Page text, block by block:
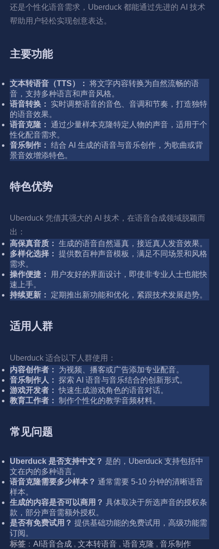
还是个性化语音需求，Uberduck 都能通过先进的 AI 技术
帮助用户轻松实现创意表达。
主要功能
文本转语音（TTS）： 将文字内容转换为自然流畅的语
音，支持多种语言和声音风格。
语音转换：
实时调整语音的音色、音调和节奏，打造独特
的语音效果。
语音克隆： 通过少量样本克隆特定人物的声音，适用于个
性化配音需求。
音乐制作： 结合 AI 生成的语音与音乐创作，为歌曲或背
景音效增添特色。
特色优势
Uberduck 凭借其强大的 AI 技术，在语音合成领域脱颖而
出：
高保真音质： 生成的语音自然逼真，接近真人发音效果。
多样化选择： 提供数百种声音模板，满足不同场景和风格
需求。
操作便捷：
用户友好的界面设计，即使非专业人士也能快
速上手。
持续更新：
定期推出新功能和优化，紧跟技术发展趋势。
适用人群
Uberduck 适合以下人群使用：
内容创作者：
为视频、播客或广告添加专业配音。
音乐制作人： 探索 AI 语音与音乐结合的创新形式。
游戏开发者： 快速生成游戏角色的语音对话。
教育工作者： 制作个性化的教学音频材料。
常见问题
Uberduck 是否支持中文？ 是的，Uberduck 支持包括中
文在内的多种语言。
语音克隆需要多少样本？ 通常需要 5-10 分钟的清晰语音
样本。
生成的内容是否可以商用？ 具体取决于所选声音的授权条
款，部分声音需额外授权。
是否有免费试用？ 提供基础功能的免费试用，高级功能需
订阅。
标签 ： AI语音合成 , 文本转语音 , 语音克隆 , 音乐制作